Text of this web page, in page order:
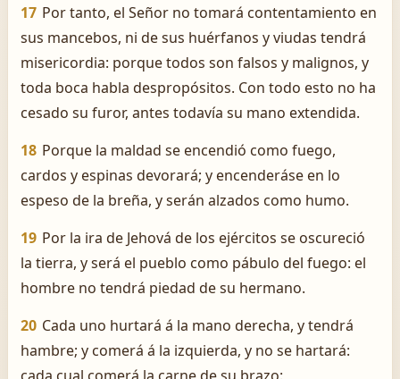
17 Por tanto, el Señor no tomará contentamiento en
sus mancebos, ni de sus huérfanos y viudas tendrá
misericordia: porque todos son falsos y malignos, y
toda boca habla despropósitos. Con todo esto no ha
cesado su furor, antes todavía su mano extendida.
18 Porque la maldad se encendió como fuego,
cardos y espinas devorará; y encenderáse en lo
espeso de la breña, y serán alzados como humo.
19 Por la ira de Jehová de los ejércitos se oscureció
la tierra, y será el pueblo como pábulo del fuego: el
hombre no tendrá piedad de su hermano.
20 Cada uno hurtará á la mano derecha, y tendrá
hambre; y comerá á la izquierda, y no se hartará: